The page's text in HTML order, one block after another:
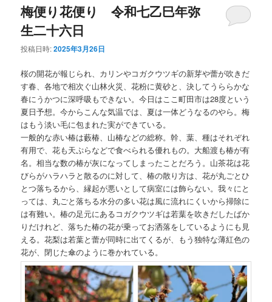
梅便り花便り 令和七乙巳年弥
生二十六日
投稿日時:2025年3月26日
桜の開花が報じられ、カリンやコガクウツギの新芽や蕾が吹きだ
す春、各地で相次ぐ山林火災、花粉に黄砂と、決してうららかな
春にうかつに深呼吸もできない。今日はここ町田市は28度という
夏日予想。今からこんな気温では、夏は一体どうなるのやら。梅
はもう淡い毛に包まれた実ができている。
一般的な赤い椿は藪椿、山椿などの総称。幹、葉、種はそれぞれ
有用で、花も天ぷらなどで食べられる優れもの。大船渡も椿が有
名。相当な数の椿が灰になってしまったことだろう。山茶花は花
びらがハラハラと散るのに対して、椿の散り方は、花が丸ごとひ
とつ落ちるから、縁起が悪いとして病室には飾らない。我々にと
っては、丸ごと落ちる水分の多い花は風に流れにくいから掃除に
は有難い。椿の足元にあるコガクウツギは若葉を吹きだしたばか
りだけれど、落ちた椿の花が乗ってお洒落をしているようにも見
える。花梨は若葉と蕾が同時に出てくるが、もう独特な薄紅色の
花が、閉じた傘のように巻かれている。